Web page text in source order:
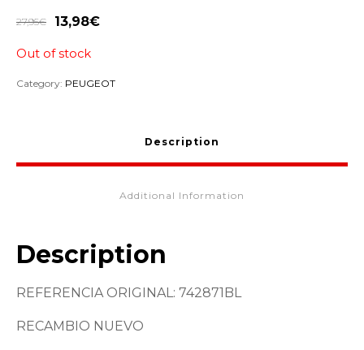
27,95€ 13,98€
Out of stock
Category: PEUGEOT
Description
Additional Information
Description
REFERENCIA ORIGINAL: 742871BL
RECAMBIO NUEVO